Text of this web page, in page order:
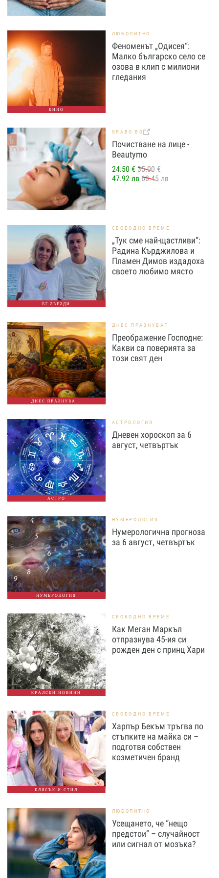
КИНО
ЛЮБОПИТНО
Феноменът „Одисея“:
Малко българско село се
озова в клип с милиони
гледания
GRABO.BG
Почистване на лице -
Beautymo
24.50 € 35.00 €
47.92 лв 68.45 лв
БГ ЗВЕЗДИ
СВОБОДНО ВРЕМЕ
„Тук сме най-щастливи“:
Радина Кърджилова и
Пламен Димов издадоха
своето любимо място
ДНЕС ПРАЗНУВА...
ДНЕС ПРАЗНУВАТ
Преображение Господне:
Какви са поверията за
този свят ден
АСТРО
АСТРОЛОГИЯ
Дневен хороскоп за 6
август, четвъртък
НУМЕРОЛОГИЯ
НУМЕРОЛОГИЯ
Нумерологична прогноза
за 6 август, четвъртък
КРАЛСКИ НОВИНИ
СВОБОДНО ВРЕМЕ
Как Меган Маркъл
отпразнува 45-ия си
рожден ден с принц Хари
БЛЯСЪК И СТИЛ
СВОБОДНО ВРЕМЕ
Харпър Бекъм тръгва по
стъпките на майка си –
подготвя собствен
козметичен бранд
ЛЮБОПИТНО
Усещането, че “нещо
предстои” – случайност
или сигнал от мозъка?